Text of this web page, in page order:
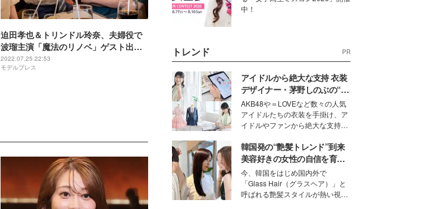
迫田孝也＆トリンドル玲奈、夫婦役で
波瑠主演「魔法のリノベ」ゲスト出演
決定
2022.07.25 22:53
モデルプレス
中！
トレンド PR
アイドルから絶大な支持 衣装
デザイナー・茅野しのぶの“可
愛い”を作る美学＜「シチズン
クロスシー」インタビュー＞
AKB48や＝LOVEなど数々の人気
アイドルたちの衣装を手掛け、ア
イドルやファンから絶大な支持を
取締役兼クリエイティブディレク
ター・茅野しのぶ。一人ひとりの
個性に寄り添い、魅力を引き出す
衣装作りは、多くの女性たちに勇
気と自信を与え続けている。
韓国発の“艶髪トレンド”到来
美容好きの女性の自信を育む
「ヘアケア事情」って？
今、韓国をはじめ国内外で
「Glass Hair（グラスヘア）」と
呼ばれる艶髪スタイルが熱い視線